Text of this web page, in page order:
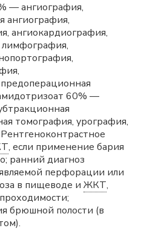
— ангиография,
ангиография,
ангиокардиография,
лимфография,
60% —
томография, урография,
, если применение бария
ранний диагноз
перфорации или
в пищеводе и ЖКТ,
брюшной полости (в